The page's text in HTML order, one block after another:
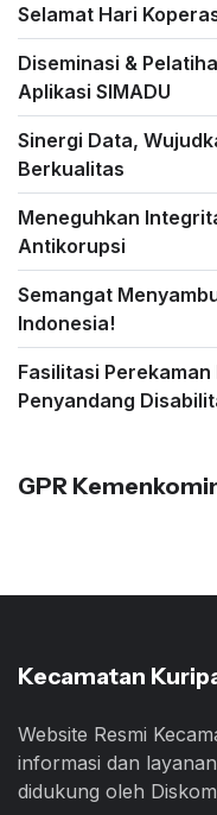
Selamat Hari
Diseminasi &
Aplikasi SIMADU
Sinergi Data,
Berkualitas
Meneguhkan
Antikorupsi
Semangat
Indonesia!
Fasilitasi
Penyandang
GPR
Kecamatan
Website Resmi
informasi dan
didukung oleh